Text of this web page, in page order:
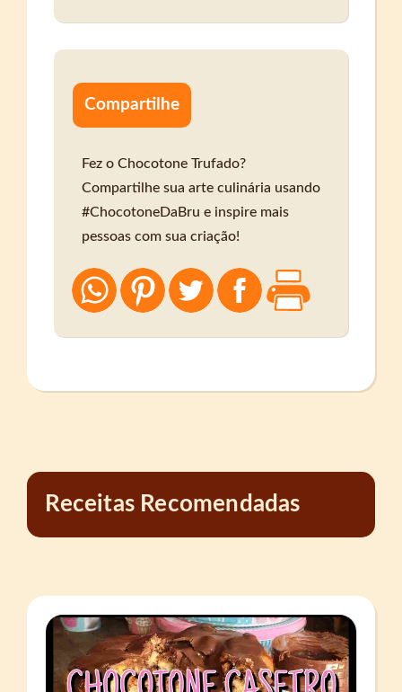
Compartilhe
Fez o Chocotone Trufado?
Compartilhe sua arte culinária usando
#ChocotoneDaBru e inspire mais
pessoas com sua criação!
Receitas Recomendadas